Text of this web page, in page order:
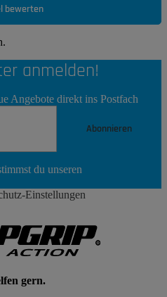
bewerten
anmelden!
Angebote direkt ins Postfach
Abonnieren
du unseren
Einstellungen
gern.